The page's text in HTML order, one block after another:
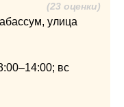
(23 оценки)
улица
вс